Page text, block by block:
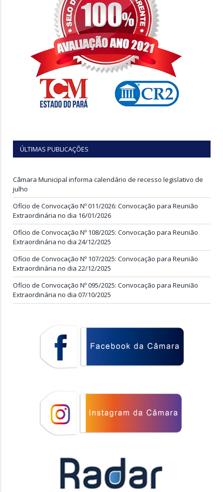
ÚLTIMAS PUBLICAÇÕES
Câmara Municipal informa calendário de recesso legislativo de
julho
Ofício de Convocação Nº 011/2026: Convocação para Reunião
Extraordinária no dia 16/01/2026
Ofício de Convocação Nº 108/2025: Convocação para Reunião
Extraordinária no dia 24/12/2025
Ofício de Convocação Nº 107/2025: Convocação para Reunião
Extraordinária no dia 22/12/2025
Ofício de Convocação Nº 095/2025: Convocação para Reunião
Extraordinária no dia 07/10/2025